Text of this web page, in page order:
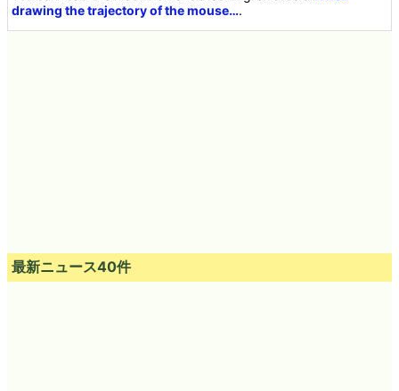
drawing the trajectory of the mouse….
最新ニュース40件